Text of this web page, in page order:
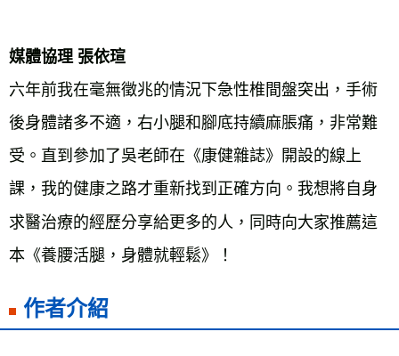
媒體協理 張依瑄
六年前我在毫無徵兆的情況下急性椎間盤突出，手術
後身體諸多不適，右小腿和腳底持續麻脹痛，非常難
受。直到參加了吳老師在《康健雜誌》開設的線上
課，我的健康之路才重新找到正確方向。我想將自身
求醫治療的經歷分享給更多的人，同時向大家推薦這
本《養腰活腿，身體就輕鬆》！
作者介紹